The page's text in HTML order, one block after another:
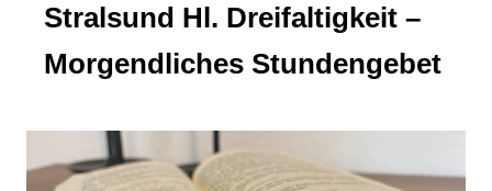
Stralsund Hl. Dreifaltigkeit –
Morgendliches Stundengebet